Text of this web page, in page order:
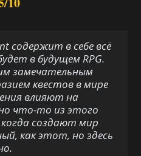
содержит в себе всё
в будущем RPG.
замечательным
квестов в мире
влияют на
что-то из этого
создают мир
как этот, но здесь